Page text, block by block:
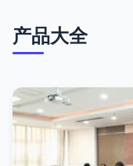
产品大全